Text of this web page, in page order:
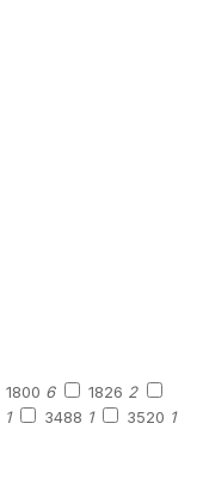
1800 6 1826 2
1 3488 1 3520 1